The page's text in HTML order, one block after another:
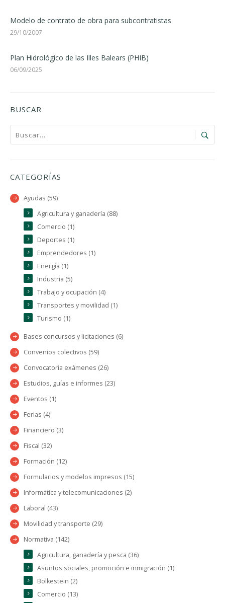
Modelo de contrato de obra para subcontratistas
29/10/2007
Plan Hidrológico de las Illes Balears (PHIB)
06/09/2025
BUSCAR
CATEGORÍAS
Ayudas (59)
Agricultura y ganadería (88)
Comercio (1)
Deportes (1)
Emprendedores (1)
Energía (1)
Industria (5)
Trabajo y ocupación (4)
Transportes y movilidad (1)
Turismo (1)
Bases concursos y licitaciones (6)
Convenios colectivos (59)
Convocatoria exámenes (26)
Estudios, guías e informes (23)
Eventos (1)
Ferias (4)
Financiero (3)
Fiscal (32)
Formación (12)
Formularios y modelos impresos (15)
Informática y telecomunicaciones (2)
Laboral (43)
Movilidad y transporte (29)
Normativa (142)
Agricultura, ganadería y pesca (36)
Asuntos sociales, promoción e inmigración (1)
Bolkestein (2)
Comercio (13)